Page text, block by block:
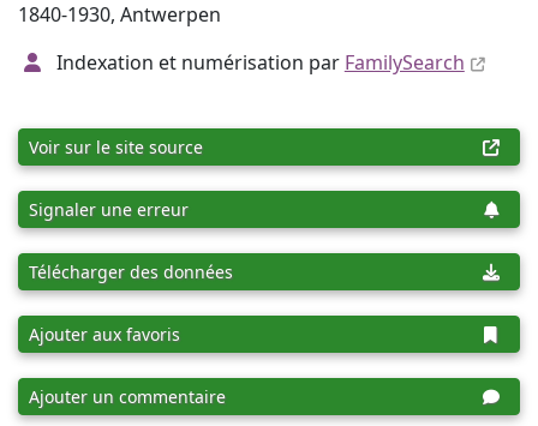
1840-1930, Antwerpen
Indexation et numérisation par FamilySearch
Voir sur le site source
Signaler une erreur
Télécharger des données
Ajouter aux favoris
Ajouter un commentaire